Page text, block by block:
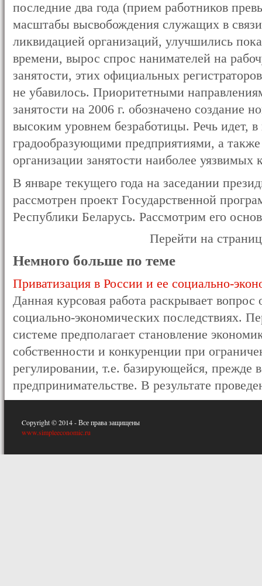
последние два года (прием работников
масштабы высвобождения служащих в
ликвидацией организаций, улучшились
времени, вырос спрос нанимателей на
занятости, этих официальных
не убавилось. Приоритетными
занятости на 2006 г. обозначено создание
высоким уровнем безработицы. Речь идет,
градообразующими предприятиями, а
организации занятости наиболее уязвимых
В январе текущего года на заседании
рассмотрен проект Государственной
Республики Беларусь. Рассмотрим его
Перейти на
Немного больше по теме
Приватизация в России и ее социально-
Данная курсовая работа раскрывает
социально-экономических последствиях.
системе предполагает становление
собственности и конкуренции при
регулировании, т.е. базирующейся, прежде
предпринимательстве. В результате
Copyright © 2014 - Все права защищены
www.simpleeconomic.ru